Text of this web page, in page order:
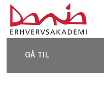
GÅ TIL
DEL SIDEN